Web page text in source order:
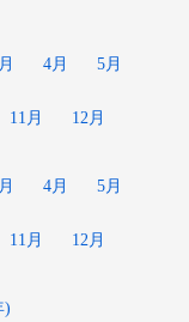
4月 5月
11月 12月
4月 5月
11月 12月
)